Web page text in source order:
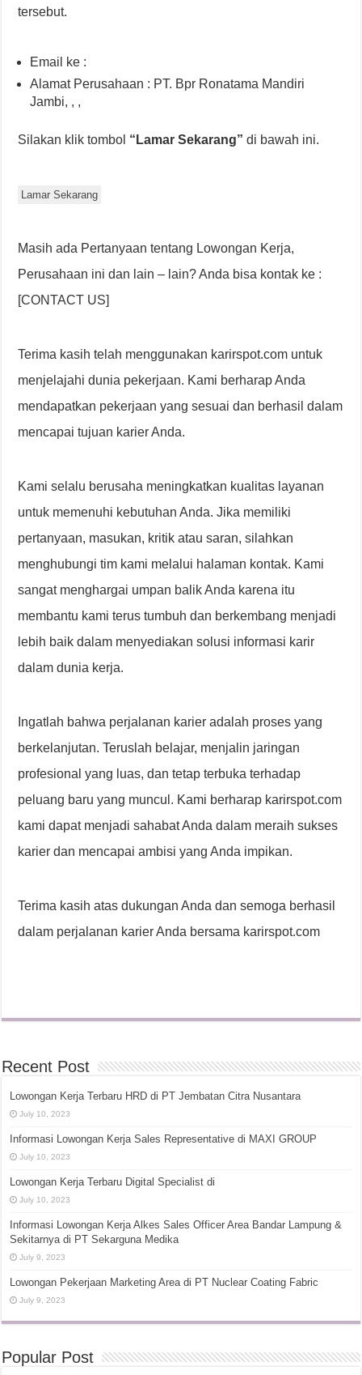
tersebut.
Email ke :
Alamat Perusahaan : PT. Bpr Ronatama Mandiri
Jambi, , ,
Silakan klik tombol “Lamar Sekarang” di bawah ini.
Lamar Sekarang
Masih ada Pertanyaan tentang Lowongan Kerja,
Perusahaan ini dan lain – lain? Anda bisa kontak ke :
[CONTACT US]
Terima kasih telah menggunakan karirspot.com untuk
menjelajahi dunia pekerjaan. Kami berharap Anda
mendapatkan pekerjaan yang sesuai dan berhasil dalam
mencapai tujuan karier Anda.
Kami selalu berusaha meningkatkan kualitas layanan
untuk memenuhi kebutuhan Anda. Jika memiliki
pertanyaan, masukan, kritik atau saran, silahkan
menghubungi tim kami melalui halaman kontak. Kami
sangat menghargai umpan balik Anda karena itu
membantu kami terus tumbuh dan berkembang menjadi
lebih baik dalam menyediakan solusi informasi karir
dalam dunia kerja.
Ingatlah bahwa perjalanan karier adalah proses yang
berkelanjutan. Teruslah belajar, menjalin jaringan
profesional yang luas, dan tetap terbuka terhadap
peluang baru yang muncul. Kami berharap karirspot.com
kami dapat menjadi sahabat Anda dalam meraih sukses
karier dan mencapai ambisi yang Anda impikan.
Terima kasih atas dukungan Anda dan semoga berhasil
dalam perjalanan karier Anda bersama karirspot.com
Recent Post
Lowongan Kerja Terbaru HRD di PT Jembatan Citra Nusantara
July 10, 2023
Informasi Lowongan Kerja Sales Representative di MAXI GROUP
July 10, 2023
Lowongan Kerja Terbaru Digital Specialist di
July 10, 2023
Informasi Lowongan Kerja Alkes Sales Officer Area Bandar Lampung &
Sekitarnya di PT Sekarguna Medika
July 9, 2023
Lowongan Pekerjaan Marketing Area di PT Nuclear Coating Fabric
July 9, 2023
Popular Post